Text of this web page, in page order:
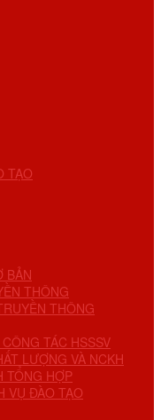
TẠO
BẢN
THÔNG
THÔNG
TÁC HSSSV
LƯỢNG VÀ NCKH
TỔNG HỢP
VỤ ĐÀO TẠO